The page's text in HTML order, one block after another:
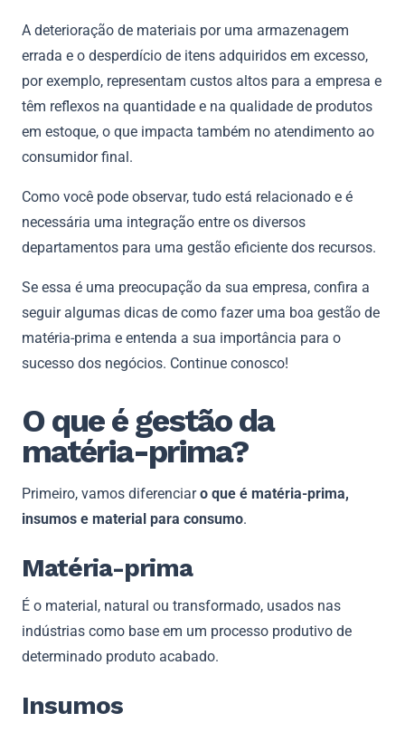
A deterioração de materiais por uma armazenagem
errada e o desperdício de itens adquiridos em excesso,
por exemplo, representam custos altos para a empresa e
têm reflexos na quantidade e na qualidade de produtos
em estoque, o que impacta também no atendimento ao
consumidor final.
Como você pode observar, tudo está relacionado e é
necessária uma integração entre os diversos
departamentos para uma gestão eficiente dos recursos.
Se essa é uma preocupação da sua empresa, confira a
seguir algumas dicas de como fazer uma boa gestão de
matéria-prima e entenda a sua importância para o
sucesso dos negócios. Continue conosco!
O que é gestão da
matéria-prima?
Primeiro, vamos diferenciaro que é matéria-prima,
insumos e material para consumo.
Matéria-prima
É o material, natural ou transformado, usados nas
indústrias como base em um processo produtivo de
determinado produto acabado.
Insumos